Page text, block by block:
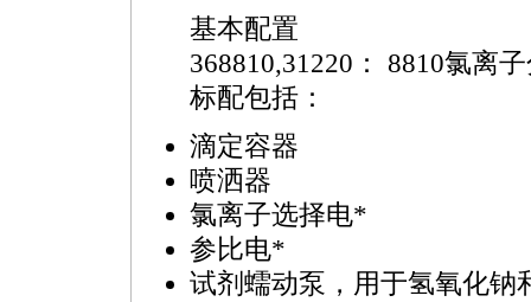
基本配置
368810,31220： 8810氯离
标配包括：
滴定容器
喷洒器
氯离子选择电*
参比电*
试剂蠕动泵，用于氢氧化钠